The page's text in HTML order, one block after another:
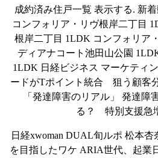
成約済み住戸一覧 表示する. 新着
コンフォリア・リヴ根岸二丁目
根岸二丁目 1LDK コンフォリア
ディアナコート池田山公園
1LDK 日経ビジネス マーケティ
ードがTポイント統合 狙う顧客
「発達障害のリアル」 発達障
る？ 特別支援急
日経xwoman DUAL旬ルポ 松本
を目指したワケ ARIA世代、起業